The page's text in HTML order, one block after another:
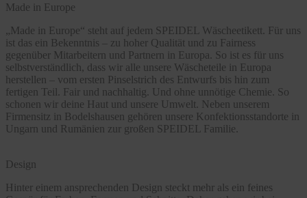
Made in Europe
„Made in Europe“ steht auf jedem SPEIDEL Wäscheetikett. Für uns
ist das ein Bekenntnis – zu hoher Qualität und zu Fairness
gegenüber Mitarbeitern und Partnern in Europa. So ist es für uns
selbstverständlich, dass wir alle unsere Wäscheteile in Europa
herstellen – vom ersten Pinselstrich des Entwurfs bis hin zum
fertigen Teil. Fair und nachhaltig. Und ohne unnötige Chemie. So
schonen wir deine Haut und unsere Umwelt. Neben unserem
Firmensitz in Bodelshausen gehören unsere Konfektionsstandorte in
Ungarn und Rumänien zur großen SPEIDEL Familie.
Design
Hinter einem ansprechenden Design steckt mehr als ein feines